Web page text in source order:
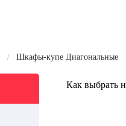
Шкафы-купе Диагональные
Как выбрать